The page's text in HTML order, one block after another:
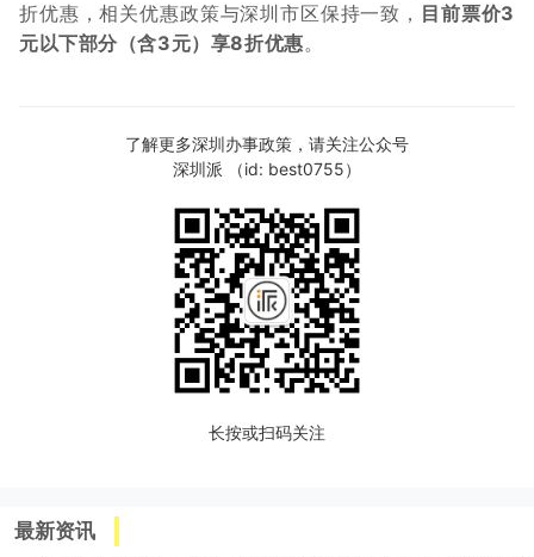
折优惠，相关优惠政策与深圳市区保持一致， 目前票价3
元以下部分（含3元）享8折优惠。
了解更多深圳办事政策，请关注公众号
深圳派 （id: best0755）
长按或扫码关注
最新资讯